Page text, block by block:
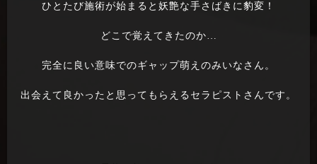
ひとたび施術が始まると妖艶な手さばきに豹変！
どこで覚えてきたのか…
完全に良い意味でのギャップ萌えのみいなさん。
出会えて良かったと思ってもらえるセラピストさんです。